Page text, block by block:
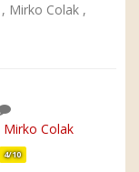
, Mirko Colak ,
Mirko Colak
4/10